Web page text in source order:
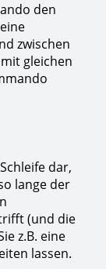
den
zwischen
gleichen
dar,
lange der
(und die
z.B. eine
lassen.